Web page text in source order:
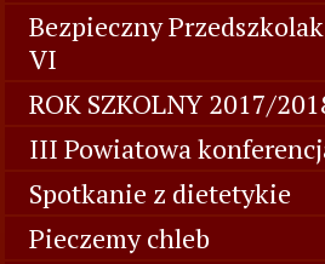
Bezpieczny
VI
ROK SZKOLNY 2017/
III Powiatowa
Spotkanie z dietetykie
Pieczemy chleb